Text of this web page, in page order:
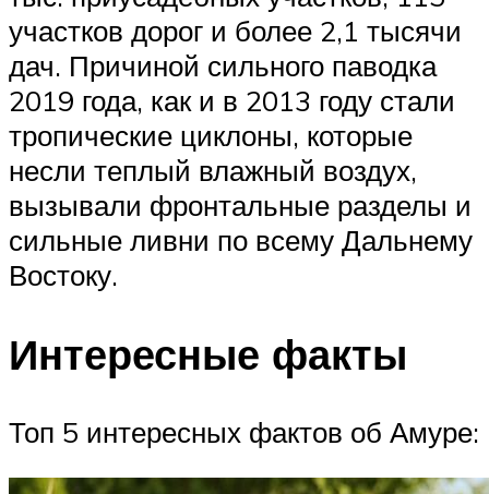
участков дорог и более 2,1 тысячи
дач. Причиной сильного паводка
2019 года, как и в 2013 году стали
тропические циклоны, которые
несли теплый влажный воздух,
вызывали фронтальные разделы и
сильные ливни по всему Дальнему
Востоку.
Интересные факты
Топ 5 интересных фактов об Амуре: